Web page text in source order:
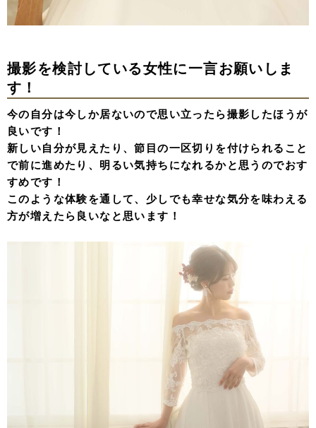
撮影を検討している女性に一言お願いしま
す！
今の自分は今しか居ないので思い立ったら撮影したほうが
良いです！
新しい自分が見えたり、節目の一区切りを付けられること
で前に進めたり、明るい気持ちになれるかと思うのでおす
すめです！
このような体験を通して、少しでも幸せな気分を味わえる
方が増えたら良いなと思います！